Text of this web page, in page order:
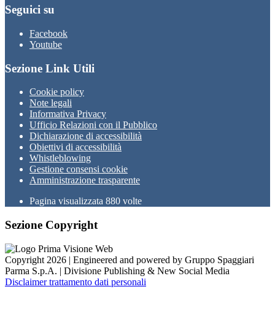
Seguici su
Facebook
Youtube
Sezione Link Utili
Cookie policy
Note legali
Informativa Privacy
Ufficio Relazioni con il Pubblico
Dichiarazione di accessibilità
Obiettivi di accessibilità
Whistleblowing
Gestione consensi cookie
Amministrazione trasparente
Pagina visualizzata 880 volte
Sezione Copyright
Copyright 2026 | Engineered and powered by Gruppo Spaggiari
Parma S.p.A. | Divisione Publishing & New Social Media
Disclaimer trattamento dati personali